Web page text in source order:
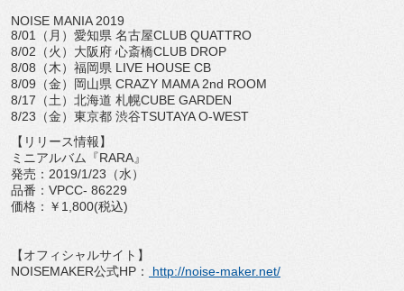
NOISE MANIA 2019
8/01（月）愛知県 名古屋CLUB QUATTRO
8/02（火）大阪府 心斎橋CLUB DROP
8/08（木）福岡県 LIVE HOUSE CB
8/09（金）岡山県 CRAZY MAMA 2nd ROOM
8/17（土）北海道 札幌CUBE GARDEN
8/23（金）東京都 渋谷TSUTAYA O-WEST
【リリース情報】
ミニアルバム『RARA』
発売：2019/1/23（水）
品番：VPCC- 86229
価格：￥1,800(税込)
【オフィシャルサイト】
NOISEMAKER公式HP：
http://noise-maker.net/